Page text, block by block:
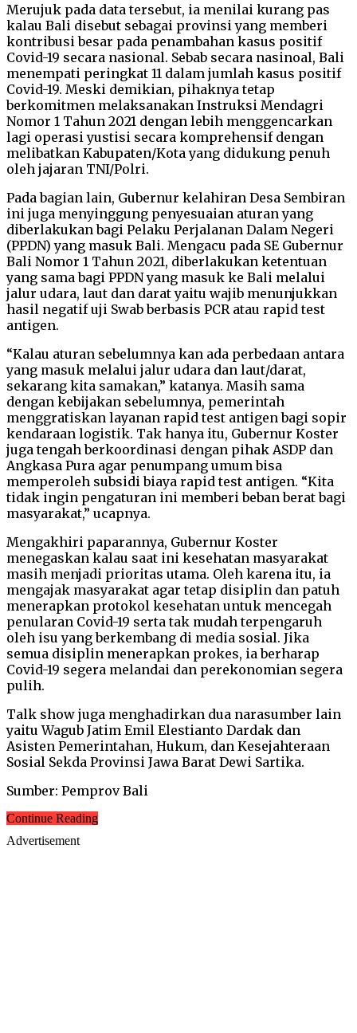
Merujuk pada data tersebut, ia menilai kurang pas
kalau Bali disebut sebagai provinsi yang memberi
kontribusi besar pada penambahan kasus positif
Covid-19 secara nasional. Sebab secara nasinoal, Bali
menempati peringkat 11 dalam jumlah kasus positif
Covid-19. Meski demikian, pihaknya tetap
berkomitmen melaksanakan Instruksi Mendagri
Nomor 1 Tahun 2021 dengan lebih menggencarkan
lagi operasi yustisi secara komprehensif dengan
melibatkan Kabupaten/Kota yang didukung penuh
oleh jajaran TNI/Polri.
Pada bagian lain, Gubernur kelahiran Desa Sembiran
ini juga menyinggung penyesuaian aturan yang
diberlakukan bagi Pelaku Perjalanan Dalam Negeri
(PPDN) yang masuk Bali. Mengacu pada SE Gubernur
Bali Nomor 1 Tahun 2021, diberlakukan ketentuan
yang sama bagi PPDN yang masuk ke Bali melalui
jalur udara, laut dan darat yaitu wajib menunjukkan
hasil negatif uji Swab berbasis PCR atau rapid test
antigen.
“Kalau aturan sebelumnya kan ada perbedaan antara
yang masuk melalui jalur udara dan laut/darat,
sekarang kita samakan,” katanya. Masih sama
dengan kebijakan sebelumnya, pemerintah
menggratiskan layanan rapid test antigen bagi sopir
kendaraan logistik. Tak hanya itu, Gubernur Koster
juga tengah berkoordinasi dengan pihak ASDP dan
Angkasa Pura agar penumpang umum bisa
memperoleh subsidi biaya rapid test antigen. “Kita
tidak ingin pengaturan ini memberi beban berat bagi
masyarakat,” ucapnya.
Mengakhiri paparannya, Gubernur Koster
menegaskan kalau saat ini kesehatan masyarakat
masih menjadi prioritas utama. Oleh karena itu, ia
mengajak masyarakat agar tetap disiplin dan patuh
menerapkan protokol kesehatan untuk mencegah
penularan Covid-19 serta tak mudah terpengaruh
oleh isu yang berkembang di media sosial. Jika
semua disiplin menerapkan prokes, ia berharap
Covid-19 segera melandai dan perekonomian segera
pulih.
Talk show juga menghadirkan dua narasumber lain
yaitu Wagub Jatim Emil Elestianto Dardak dan
Asisten Pemerintahan, Hukum, dan Kesejahteraan
Sosial Sekda Provinsi Jawa Barat Dewi Sartika.
Sumber: Pemprov Bali
Continue Reading
Advertisement